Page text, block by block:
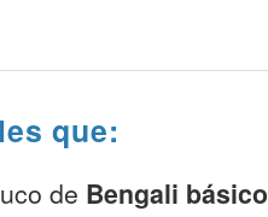
que:
de Bengali básico